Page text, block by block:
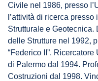
Civile nel 1986, presso
l’attività di ricerca
Strutturale e Geotecnica.
delle Strutture nel 1992,
“Federico II”.
di Palermo dal 1994.
Costruzioni dal 1998.